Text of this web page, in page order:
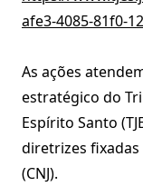
afe3-4085-81f0-
As ações
estratégico do
Espírito Santo
diretrizes fixadas
(CNJ).